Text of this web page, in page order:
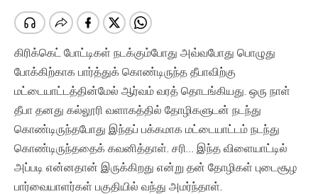
கிரிக்கெட் போட்டிகள் நடக்கும்போது அவ்வபோது பொழுது
போக்கிற்காக பார்த்துக் கொண்டிருந்த தீபாவிற்கு
மட்டையாட்டத்தின்மேல் ஆர்வம் வரத் தொடங்கியது. ஒரு நாள்
தீபா தனது கல்லூரி வளாகத்தில் தோழிகளுடன் நடந்து
கொண்டிருந்தபோது இந்தப் பக்கமாக மட்டையாட்டம் நடந்து
கொண்டிருந்ததைக் கவனித்தாள். சரி… இந்த விளையாட்டில்
அப்படி என்னதான் இருக்கிறது என்று தன் தோழிகள் புடைசூழ
பார்வையாளர்கள் பகுதியில் வந்து அமர்ந்தாள்.